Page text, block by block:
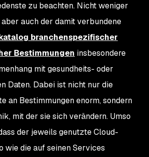
zu beachten. Nicht weniger
auch der damit verbundene
branchenspezifischer
Bestimmungen insbesondere
mit gesundheits- oder
Daten. Dabei ist nicht nur die
an Bestimmungen enorm, sondern
mit der sie sich verändern. Umso
der jeweils genutzte Cloud-
wie die auf seinen Services